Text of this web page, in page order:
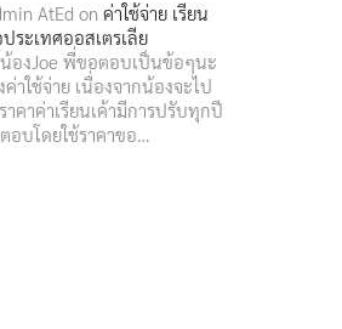
AtEd on ค่าใช้จ่าย เรียน
ระเทศออสเตรเลีย
องJoe พี่ขอตอบเป็นข้อๆนะ
ค่าใช้จ่าย เนื่องจากน้องจะไป
าคาค่าเรียนเค้ามีการปรับทุกปี
บโดยใช้ราคาขอ…